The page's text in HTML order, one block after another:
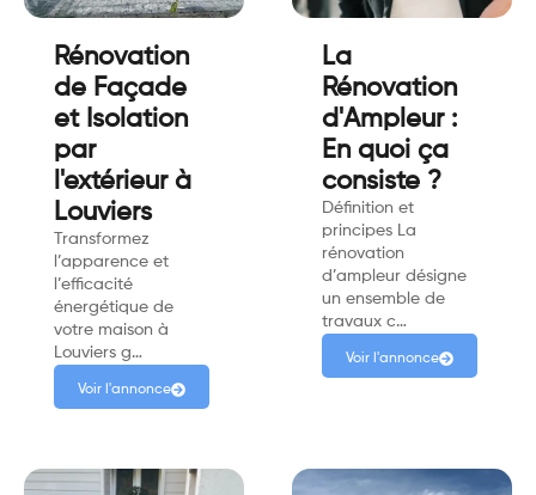
Rénovation
de Façade
et Isolation
par
l'extérieur à
Louviers
Transformez
l’apparence et
l’efficacité
énergétique de
votre maison à
Louviers g…
Voir l'annonce
La
Rénovation
d'Ampleur :
En quoi ça
consiste ?
Définition et
principes La
rénovation
d’ampleur désigne
un ensemble de
travaux c…
Voir l'annonce